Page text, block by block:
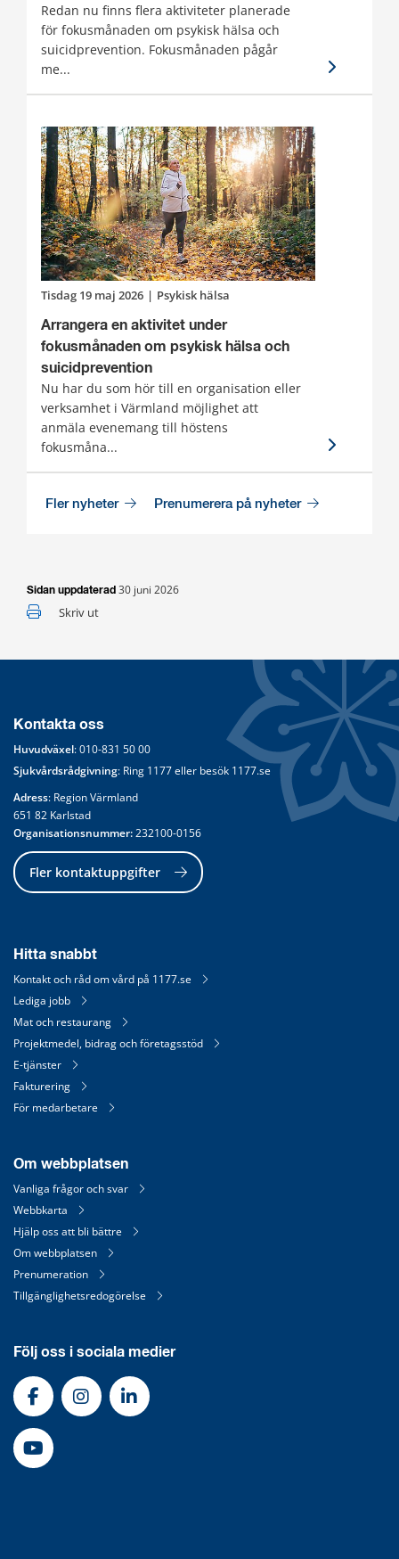
Redan nu finns flera aktiviteter planerade
för fokusmånaden om psykisk hälsa och
suicidprevention. Fokusmånaden pågår
me...
tisdag 19 maj 2026 | Psykisk hälsa
Arrangera en aktivitet under
fokusmånaden om psykisk hälsa och
suicidprevention
Nu har du som hör till en organisation eller
verksamhet i Värmland möjlighet att
anmäla evenemang till höstens
fokusmåna...
Fler nyheter Prenumerera på nyheter
Sidan uppdaterad 30 juni 2026
Skriv ut
Kontakta oss
Huvudväxel: 010-831 50 00
Sjukvårdsrådgivning: Ring 1177 eller besök 1177.se
Adress: Region Värmland
651 82 Karlstad
Organisationsnummer: 232100-0156
Fler kontaktuppgifter
Hitta snabbt
Kontakt och råd om vård på 1177.se
Lediga jobb
Mat och restaurang
Projektmedel, bidrag och företagsstöd
E-tjänster
Fakturering
För medarbetare
Om webbplatsen
Vanliga frågor och svar
Webbkarta
Hjälp oss att bli bättre
Om webbplatsen
Prenumeration
Tillgänglighetsredogörelse
Följ oss i sociala medier